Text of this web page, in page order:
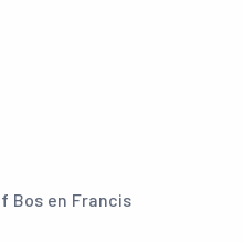
Bos en Francis